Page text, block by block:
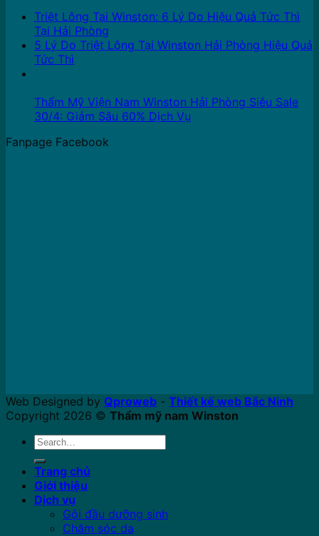
Triệt Lông Tại Winston: 6 Lý Do Hiệu Quả Tức Thì
Tại Hải Phòng
5 Lý Do Triệt Lông Tại Winston Hải Phòng Hiệu Quả
Tức Thì
Thẩm Mỹ Viện Nam Winston Hải Phòng Siêu Sale
30/4: Giảm Sâu 60% Dịch Vụ
Fanpage Facebook
Web Designed by Qproweb - Thiết kế web Bắc Ninh
Copyright 2026 © Thẩm mỹ nam Winston
Search
Trang chủ
Giới thiệu
Dịch vụ
Gội đầu dưỡng sinh
Chăm sóc da